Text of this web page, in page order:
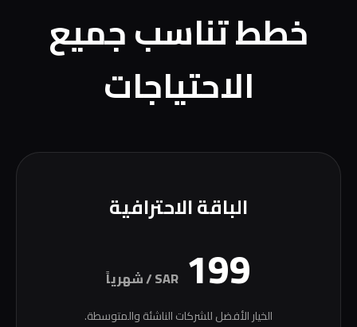
خطط تناسب جميع
الاحتياجات
الباقة الاحترافية
199 SAR / شهرياً
الخيار الأفضل للشركات الناشئة والمتوسطة.